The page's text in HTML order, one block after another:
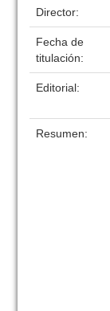
Director:
Fecha de
titulación:
Editorial:
Resumen: